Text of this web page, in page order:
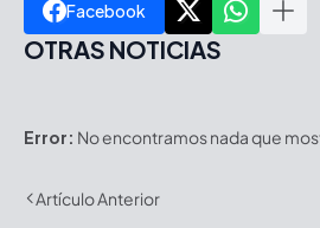
Facebook
OTRAS NOTICIAS
Error: No encontramos nada que
Artículo Anterior